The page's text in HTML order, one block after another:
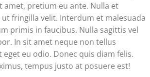
amet, pretium eu ante. Nulla et
fringilla velit. Interdum et malesuada
primis in faucibus. Nulla sagittis vel
In sit amet neque non tellus
eu odio. Donec quis diam felis.
tempus justo at posuere est!